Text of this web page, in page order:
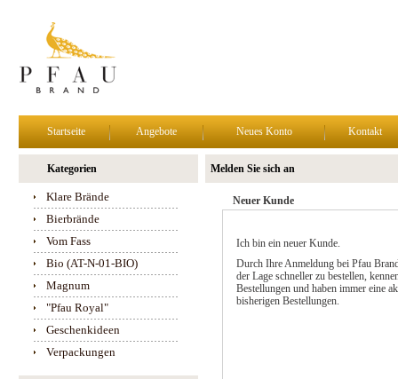
Startseite Angebote Neues Konto Kontakt
Kategorien
Klare Brände
Bierbrände
Vom Fass
Bio (AT-N-01-BIO)
Magnum
"Pfau Royal"
Geschenkideen
Verpackungen
Melden Sie sich an
Neuer Kunde
Ich bin ein neuer Kunde.
Durch Ihre Anmeldung bei Pfau
der Lage schneller zu bestellen,
Bestellungen und haben immer eine
bisherigen Bestellungen.